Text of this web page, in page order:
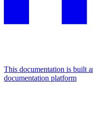
This documentation is built
documentation platform